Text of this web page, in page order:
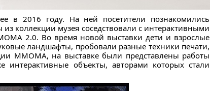
в 2016 году. На ней посетители познакомились
коллекции музея соседствовали с интерактивными
2.0. Во время новой выставки дети и взрослые
ландшафты, пробовали разные техники печати,
ММОМА, на выставке были представлены работы
объекты, авторами которых стали